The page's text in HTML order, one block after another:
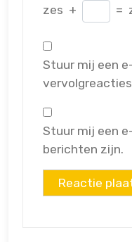
zes + =
Stuur mij een
Stuur mij een
berichten zijn.